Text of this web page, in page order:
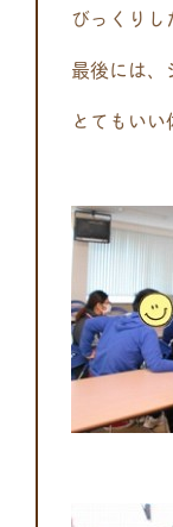
びっくり
最後には
とてもいい